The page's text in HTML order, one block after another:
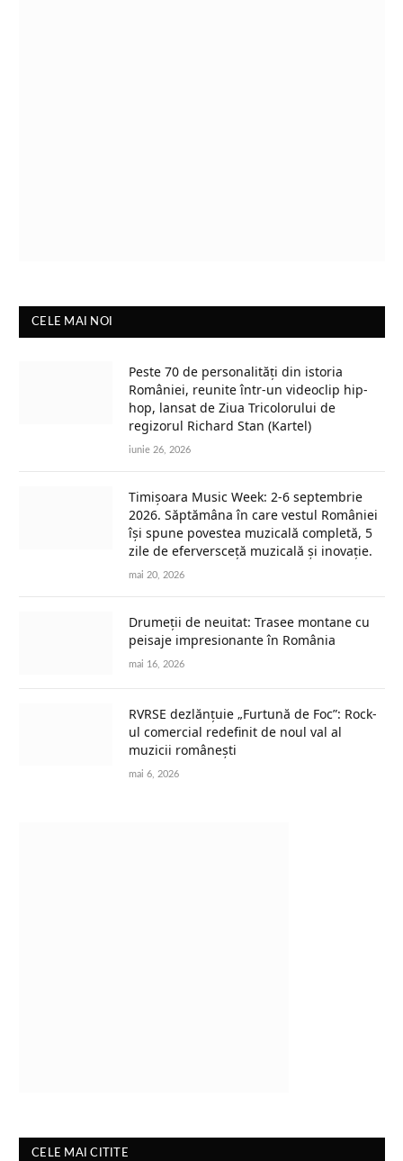
CELE MAI NOI
Peste 70 de personalități din istoria
României, reunite într-un videoclip hip-
hop, lansat de Ziua Tricolorului de
regizorul Richard Stan (Kartel)
iunie 26, 2026
Timișoara Music Week: 2-6 septembrie
2026. Săptămâna în care vestul României
își spune povestea muzicală completă, 5
zile de eferversceță muzicală și inovație.
mai 20, 2026
Drumeții de neuitat: Trasee montane cu
peisaje impresionante în România
mai 16, 2026
RVRSE dezlănțuie „Furtună de Foc”: Rock-
ul comercial redefinit de noul val al
muzicii românești
mai 6, 2026
CELE MAI CITITE